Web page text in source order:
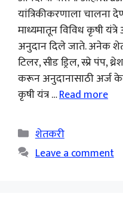
यांत्रिकीकरणाला चालना
माध्यमातून विविध कृषी
अनुदान दिले जाते. अनेक
टिलर, सीड ड्रिल, स्प्रे पंप,
करून अनुदानासाठी अर्ज
कृषी यंत्र …Read more
Categories
शेतकरी
Leave a comment